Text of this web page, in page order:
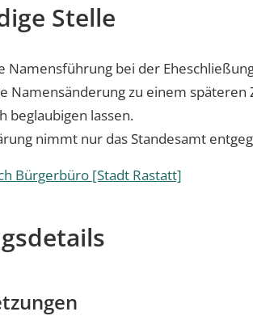
Stelle
Namensführung bei der
Namensänderung zu einem
beglaubigen lassen.
nimmt nur das Standesamt
Bürgerbüro [Stadt Rastatt]